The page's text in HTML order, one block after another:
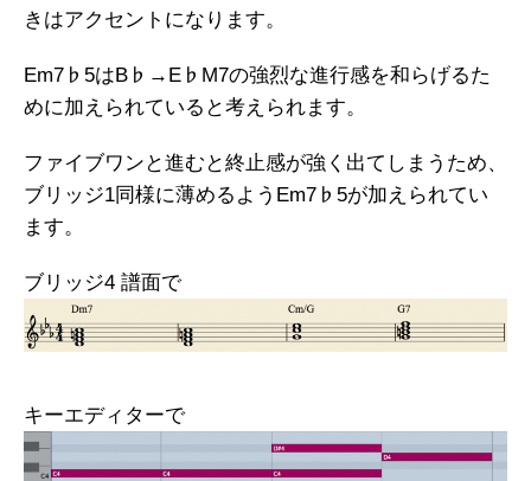
きはアクセントになります。
Em7♭5はB♭→E♭M7の強烈な進行感を和らげるた
めに加えられていると考えられます。
ファイブワンと進むと終止感が強く出てしまうため、
ブリッジ1同様に薄めるようEm7♭5が加えられてい
ます。
ブリッジ4 譜面で
キーエディターで